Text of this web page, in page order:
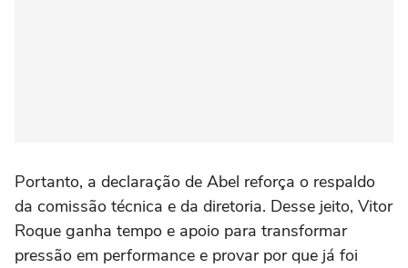
Portanto, a declaração de Abel reforça o respaldo
da comissão técnica e da diretoria. Desse jeito, Vitor
Roque ganha tempo e apoio para transformar
pressão em performance e provar por que já foi